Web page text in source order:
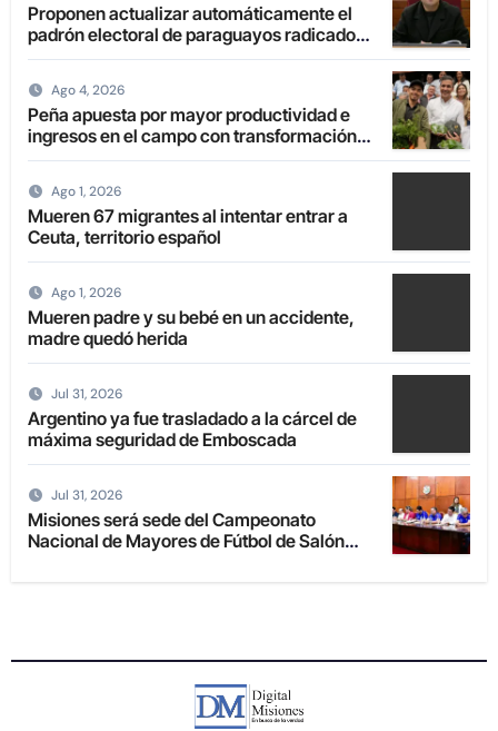
Proponen actualizar automáticamente el
padrón electoral de paraguayos radicados
en el extranjero
Ago 4, 2026
Peña apuesta por mayor productividad e
ingresos en el campo con transformación
de la agricultura familiar
Ago 1, 2026
Mueren 67 migrantes al intentar entrar a
Ceuta, territorio español
Ago 1, 2026
Mueren padre y su bebé en un accidente,
madre quedó herida
Jul 31, 2026
Argentino ya fue trasladado a la cárcel de
máxima seguridad de Emboscada
Jul 31, 2026
Misiones será sede del Campeonato
Nacional de Mayores de Fútbol de Salón